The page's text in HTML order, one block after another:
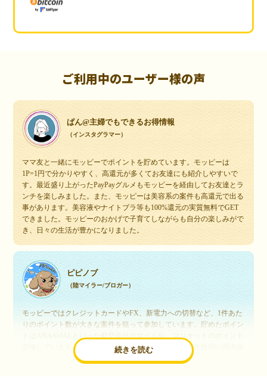
ご利用中のユーザー様の声
ぱん@主婦でもできるお得情報
（インスタグラマー）
ママ友と一緒にモッピーでポイントを貯めています。モッピーは
1P=1円で分かりやすく、高還元が多くてお友達にも紹介しやすいで
す。最近盛り上がったPayPayグルメもモッピーを経由してお友達とラ
ンチを楽しみました。また、モッピーは美容系の案件も高還元で出る
事があります。美容液やナイトブラ等も100%還元の実質無料でGET
できました。モッピーのおかげで子育てしながらも自分の楽しみがで
き、日々の生活が豊かになりました。
続きを読む
ピピノブ
（陸マイラー/ブロガー）
モッピーではクレジットカードやFX、新電力への切替など、1件あた
りのポイント数が大きな案件を狙って参加しています。貯めたポイン
交換しています。このようにすることで、ほぼ無料で年数回の国内旅
行や海外旅行を実現しています。モッピーは陸マイラーや旅行好きに